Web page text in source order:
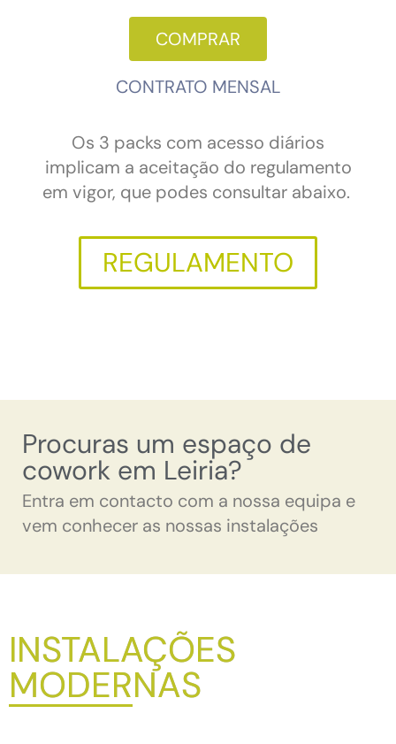
COMPRAR
CONTRATO MENSAL
Os 3 packs com acesso diários
implicam a aceitação do regulamento
em vigor, que podes consultar abaixo.
REGULAMENTO
Procuras um espaço de
cowork em Leiria?
Entra em contacto com a nossa equipa e
vem conhecer as nossas instalações
INSTALAÇÕES
MODERNAS